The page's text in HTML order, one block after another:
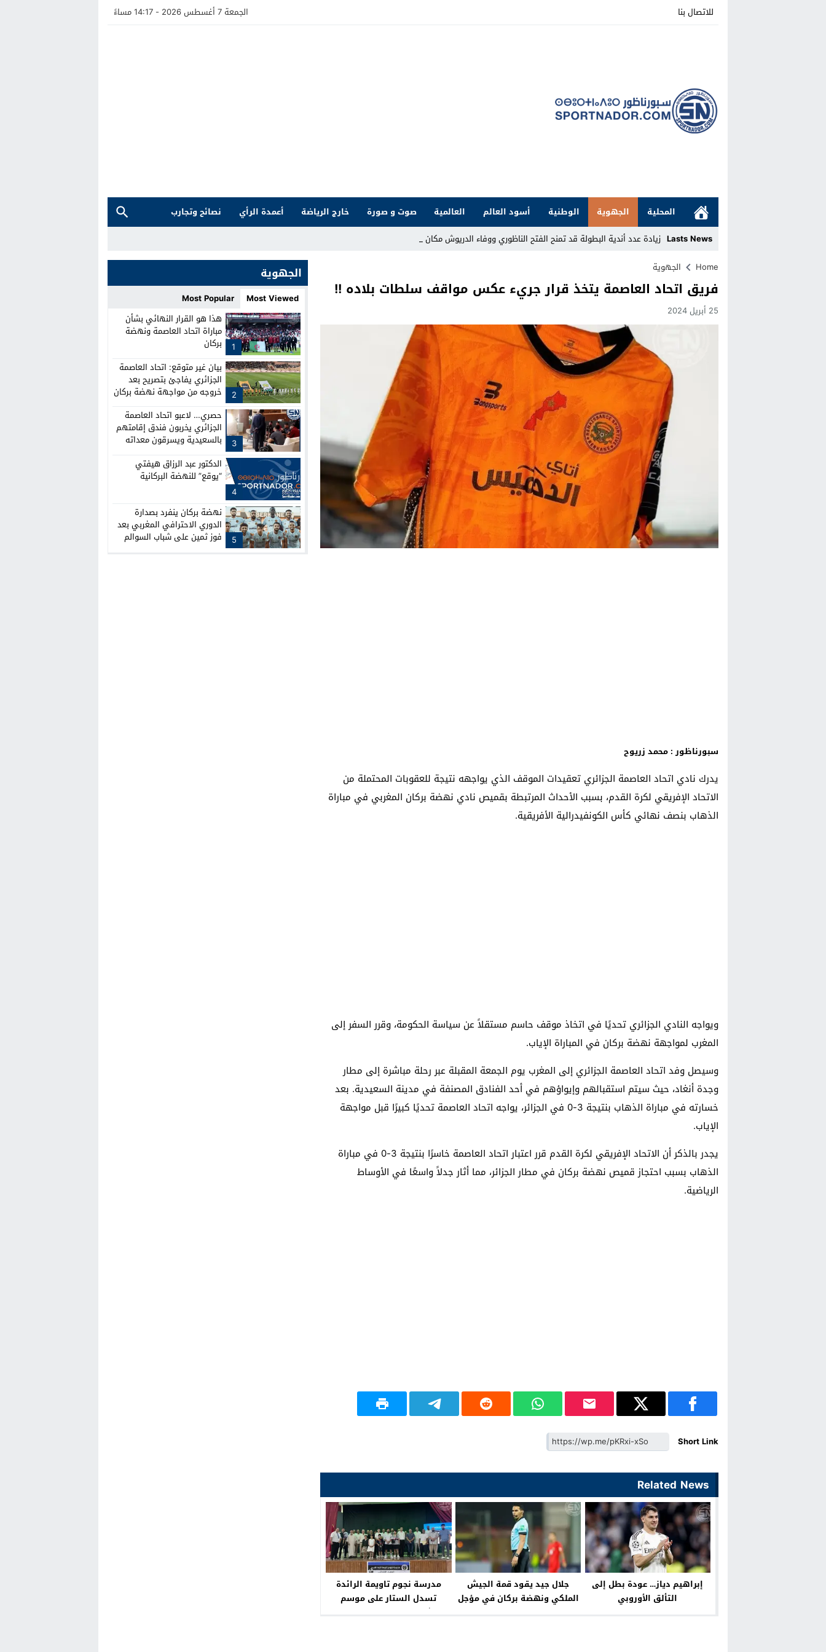
للاتصال بنا الجمعة 7 أغسطس 2026 - 14:17 مساءً
المحلية الجهوية الوطنية أسود العالم العالمية صوت و صورة خارج الرياضة أعمدة الرأي
نصائح وتجارب
Lasts News زيادة عدد أندية البطولة قد تمنح الفتح الناظوري ووفاء الدريوش مكانًا في قسم_
Stop
Previous
Home الجهوية
فريق اتحاد العاصمة يتخذ قرار جريء عكس مواقف سلطات بلاده !!
25 أبريل 2024
سبورناظور : محمد زريوح
يدرك نادي اتحاد العاصمة الجزائري تعقيدات الموقف الذي يواجهه نتيجة للعقوبات المحتملة من
الاتحاد الإفريقي لكرة القدم، بسبب الأحداث المرتبطة بقميص نادي نهضة بركان المغربي في مباراة
الذهاب بنصف نهائي كأس الكونفيدرالية الأفريقية.
ويواجه النادي الجزائري تحديًا في اتخاذ موقف حاسم مستقلاً عن سياسة الحكومة، وقرر السفر إلى
المغرب لمواجهة نهضة بركان في المباراة الإياب.
وسيصل وفد اتحاد العاصمة الجزائري إلى المغرب يوم الجمعة المقبلة عبر رحلة مباشرة إلى مطار
وجدة أنغاد، حيث سيتم استقبالهم وإيواؤهم في أحد الفنادق المصنفة في مدينة السعيدية. بعد
خسارته في مباراة الذهاب بنتيجة 3-0 في الجزائر، يواجه اتحاد العاصمة تحديًا كبيرًا قبل مواجهة
الإياب.
يجدر بالذكر أن الاتحاد الإفريقي لكرة القدم قرر اعتبار اتحاد العاصمة خاسرًا بنتيجة 3-0 في مباراة
الذهاب بسبب احتجاز قميص نهضة بركان في مطار الجزائر، مما أثار جدلاً واسعًا في الأوساط
الرياضية.
Short Link
Related News
إبراهيم دياز… عودة بطل إلى
التألق الأوروبي
جلال جيد يقود قمة الجيش
الملكي ونهضة بركان في مؤجل
مدرسة نجوم تاويمة الرائدة
تسدل الستار على موسم
استثنائي: حفل تكريمي يحتفي
الجهوية
Most Viewed
Most Popular
1
هذا هو القرار النهائي بشأن
مباراة اتحاد العاصمة ونهضة
بركان
2
بيان غير متوقع: اتحاد العاصمة
الجزائري يفاجئ بتصريح بعد
خروجه من مواجهة نهضة بركان
3
حصري… لاعبو اتحاد العاصمة
الجزائري يخربون فندق إقامتهم
بالسعيدية ويسرقون معداته
4
الدكتور عبد الرزاق هيفتي
“يوقع” للنهضة البركانية
5
نهضة بركان ينفرد بصدارة
الدوري الاحترافي المغربي بعد
فوز ثمين على شباب السوالم